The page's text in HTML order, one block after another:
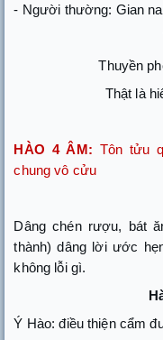
- Người thường: Gian
Thuyền
Thật là
HÀO 4 ÂM: Tôn tửu
chung vô cửu
Dâng chén rượu, bát
thành) dâng lời ước
không lỗi gì.
Ý Hào: điều thiện cẩm